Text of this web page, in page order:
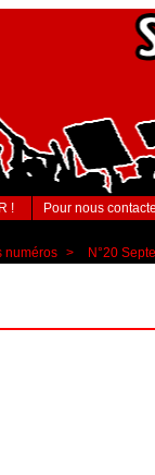
! Pour nous
numéros > N°20